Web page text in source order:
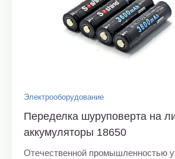
Электрооборудование
Переделка шуруповерта на
аккумуляторы 18650
Отечественной промышленностью